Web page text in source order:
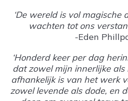
‘De wereld is vol magische
wachten tot ons
-Eden
‘Honderd keer per dag
dat zowel mijn innerlijke als
afhankelijk is van het werk
zowel levende als dode, en